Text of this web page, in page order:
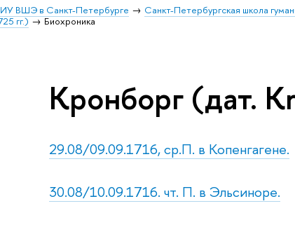
ВШЭ в Санкт-Петербурге Санкт-Петербургская школа
гг.)
Биохроника
Кронборг (дат.
29.08/09.09.1716, ср.П. в Копенгагене.
30.08/10.09.1716. чт. П. в Эльсиноре.